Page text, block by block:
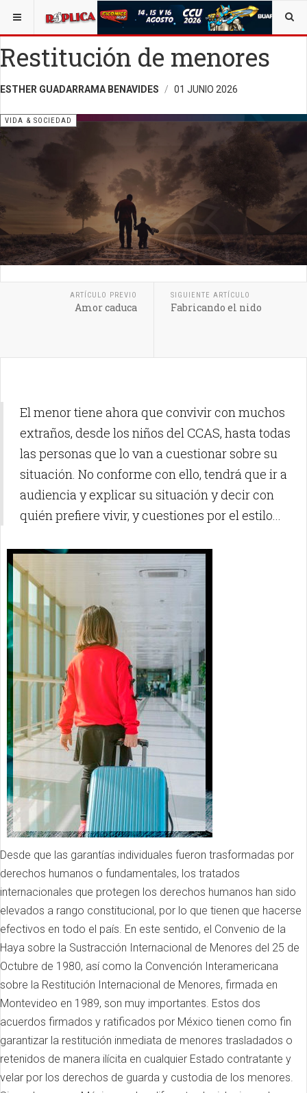
ESTÁ AQUÍ: VIDA Y SOCIEDAD OPINIÓN RÉPLICA
Restitución de menores
ESTHER GUADARRAMA BENAVIDES 01 JUNIO 2026
VIDA & SOCIEDAD
ARTÍCULO PREVIO
Amor caduca
SIGUIENTE ARTÍCULO
Fabricando el nido
El menor tiene ahora que convivir con muchos
extraños, desde los niños del CCAS, hasta todas
las personas que lo van a cuestionar sobre su
situación. No conforme con ello, tendrá que ir a
audiencia y explicar su situación y decir con
quién prefiere vivir, y cuestiones por el estilo...
Desde que las garantías individuales fueron trasformadas por
derechos humanos o fundamentales, los tratados
internacionales que protegen los derechos humanos han sido
elevados a rango constitucional, por lo que tienen que hacerse
efectivos en todo el país. En este sentido, el Convenio de la
Haya sobre la Sustracción Internacional de Menores del 25 de
Octubre de 1980, así como la Convención Interamericana
sobre la Restitución Internacional de Menores, firmada en
Montevideo en 1989, son muy importantes. Estos dos
acuerdos firmados y ratificados por México tienen como fin
garantizar la restitución inmediata de menores trasladados o
retenidos de manera ilícita en cualquier Estado contratante y
velar por los derechos de guarda y custodia de los menores.